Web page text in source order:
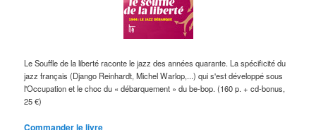
Le Souffle de la liberté raconte le jazz des années quarante. La spécificité du
jazz français (Django Reinhardt, Michel Warlop,...) qui s'est développé sous
l'Occupation et le choc du « débarquement » du be-bop. (160 p. + cd-bonus,
25 €)
Commander le livre